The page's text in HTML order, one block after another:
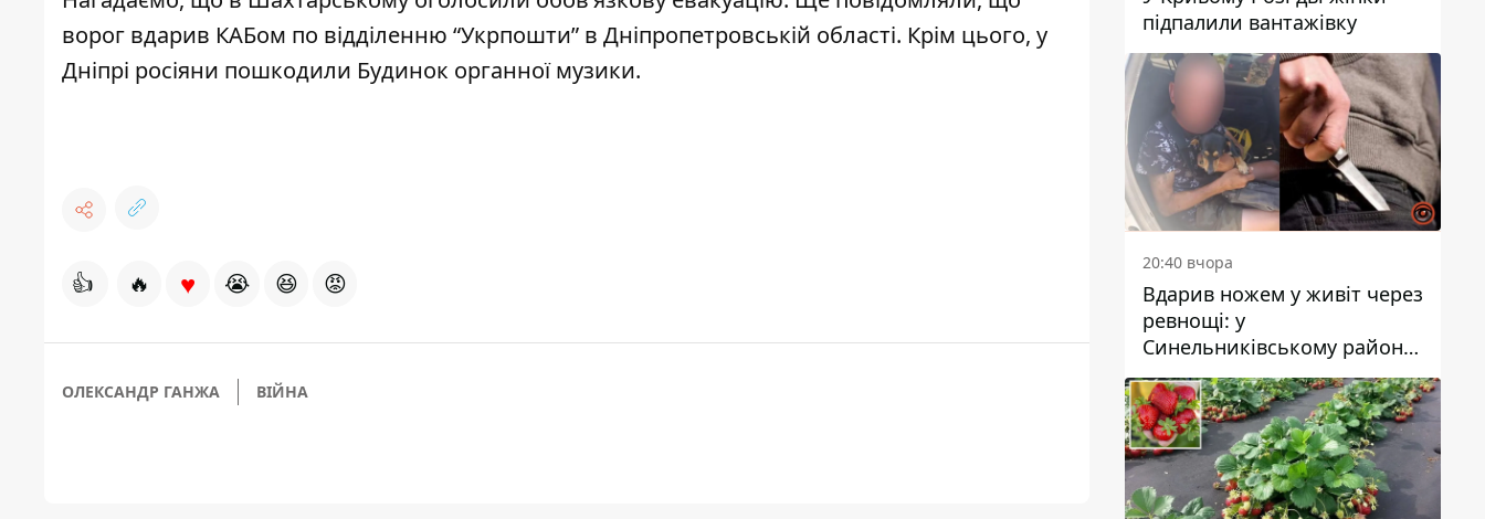
ворог вдарив КАБом по відділенню “Укрпошти” в Дніпропетровській області. Крім цього, у
Дніпрі росіяни пошкодили Будинок органної музики.
👍 🔥 ♥ 😭 😆 😡
ОЛЕКСАНДР ГАНЖА ВІЙНА
підпалили вантажівку
20:40 вчора
Вдарив ножем у живіт через
ревнощі: у
Синельниківському районі
затримали 49-річного
чоловіка за вбивство